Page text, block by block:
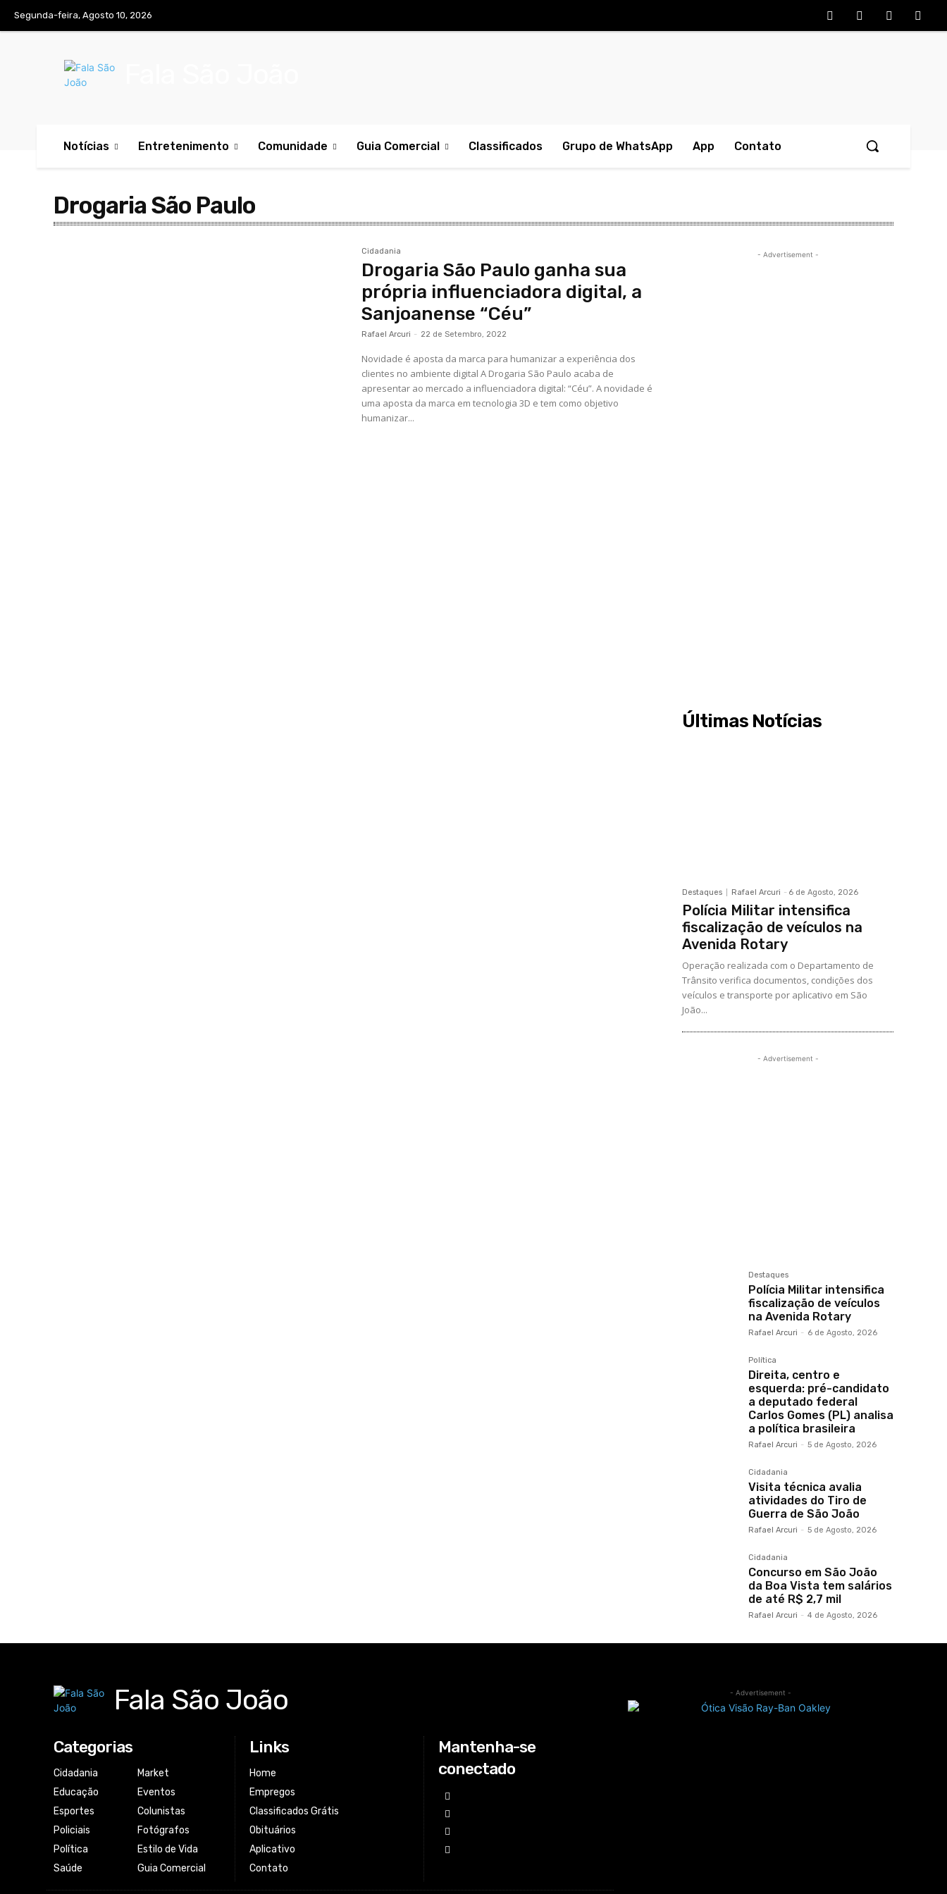
Segunda-feira, Agosto 10, 2026
Notícias Entretenimento Comunidade Guia Comercial Classificados Grupo de WhatsApp App Contato
Drogaria São Paulo
Cidadania
Drogaria São Paulo ganha sua
própria influenciadora digital, a
Sanjoanense “Céu”
Rafael Arcuri - 22 de Setembro, 2022
Novidade é aposta da marca para humanizar a experiência dos
clientes no ambiente digital A Drogaria São Paulo acaba de
apresentar ao mercado a influenciadora digital: “Céu”. A novidade é
uma aposta da marca em tecnologia 3D e tem como objetivo
humanizar...
- Advertisement -
Últimas Notícias
Destaques Rafael Arcuri - 6 de Agosto, 2026
Polícia Militar intensifica
fiscalização de veículos na
Avenida Rotary
Operação realizada com o Departamento de
Trânsito verifica documentos, condições dos
veículos e transporte por aplicativo em São
João...
- Advertisement -
Destaques
Polícia Militar intensifica
fiscalização de veículos
na Avenida Rotary
Rafael Arcuri - 6 de Agosto, 2026
Política
Direita, centro e
esquerda: pré-candidato
a deputado federal
Carlos Gomes (PL) analisa
a política brasileira
Rafael Arcuri - 5 de Agosto, 2026
Cidadania
Visita técnica avalia
atividades do Tiro de
Guerra de São João
Rafael Arcuri - 5 de Agosto, 2026
Cidadania
Concurso em São João
da Boa Vista tem salários
de até R$ 2,7 mil
Rafael Arcuri - 4 de Agosto, 2026
Fala São João
Categorias
Cidadania
Educação
Esportes
Policiais
Política
Saúde
Market
Eventos
Colunistas
Fotógrafos
Estilo de Vida
Guia Comercial
Links
Home
Empregos
Classificados Grátis
Obituários
Aplicativo
Contato
Mantenha-se
conectado
- Advertisement -